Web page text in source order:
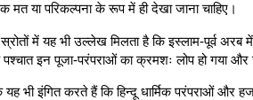
मत या परिकल्पना के रूप में ही देखा जाना चाहिए।
स्रोतों में यह भी उल्लेख मिलता है कि इस्लाम-पूर्व अरब
इन पूजा-परंपराओं का क्रमशः लोप हो गया और
भी इंगित करते हैं कि हिन्दू धार्मिक परंपराओं और